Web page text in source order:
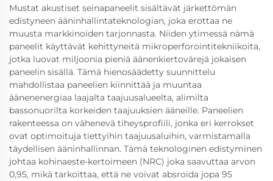
Mustat akustiset seinapaneelit sisältävät järkettömän
edistyneen ääninhallintateknologian, joka erottaa ne
muusta markkinoiden tarjonnasta. Niiden ytimessä nämä
paneelit käyttävät kehittyneitä mikroperforointitekniikoita,
jotka luovat miljoonia pieniä äänenkiertovärejä jokaisen
paneelin sisällä. Tämä hienosäädetty suunnittelu
mahdollistaa paneelien kiinnittää ja muuntaa
äänenenergiaa laajalta taajuusalueelta, alimilta
bassonuorilta korkeiden taajuuksien ääneille. Paneelien
rakenteessa on vähenevä tiheysprofiili, jonka eri kerrokset
ovat optimoituja tiettyihin taajuusaluihin, varmistamalla
täydellisen ääninhallinnan. Tämä teknologinen edistyminen
johtaa kohinaeste-kertoimeen (NRC) joka saavuttaa arvon
0,95, mikä tarkoittaa, että ne voivat absroida jopa 95